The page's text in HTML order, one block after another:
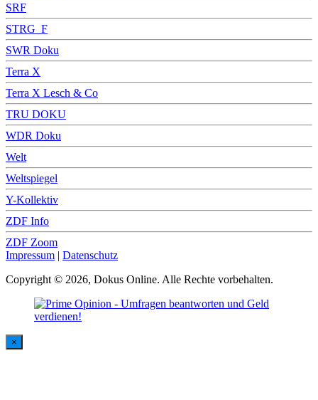
SRF
STRG_F
SWR Doku
Terra X
Terra X Lesch & Co
TRU DOKU
WDR Doku
Welt
Weltspiegel
Y-Kollektiv
ZDF Info
ZDF Zoom
Impressum | Datenschutz
Copyright © 2026, Dokus Online. Alle Rechte vorbehalten.
×